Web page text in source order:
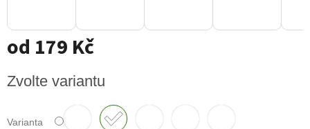
od 179 Kč
cena:
Zvolte variantu
Varianta